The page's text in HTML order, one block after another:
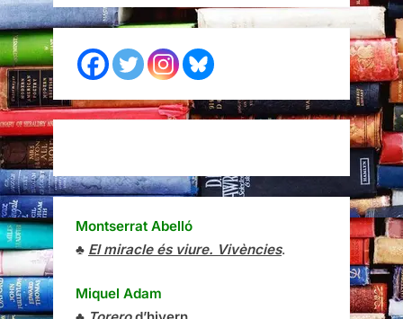
Montserrat Abelló
♣ El miracle és viure. Vivències.
Miquel Adam